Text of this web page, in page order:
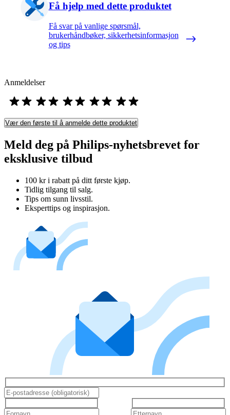
Få hjelp med dette produktet
Få svar på vanlige spørsmål,
brukerhåndbøker, sikkerhetsinformasjon
og tips
Anmeldelser
Vær den første til å anmelde dette produktet
Meld deg på Philips-nyhetsbrevet for
eksklusive tilbud
100 kr i rabatt på ditt første kjøp.
Tidlig tilgang til salg.
Tips om sunn livsstil.
Eksperttips og inspirasjon.